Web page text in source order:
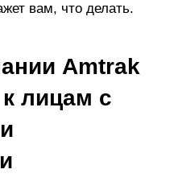
вам, что делать.
Amtrak
лицам с